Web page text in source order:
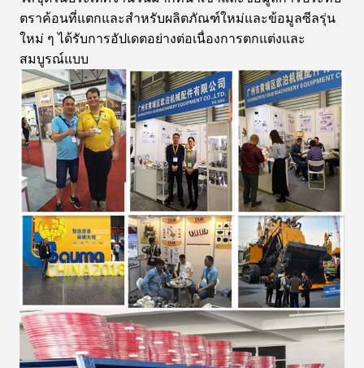
ตราค้อนที่แตกและสำหรับผลิตภัณฑ์ใหม่และข้อมูลซีลรุ่น
ใหม่ ๆ ได้รับการอัปเดตอย่างต่อเนื่องการตกแต่งและ
สมบูรณ์แบบ